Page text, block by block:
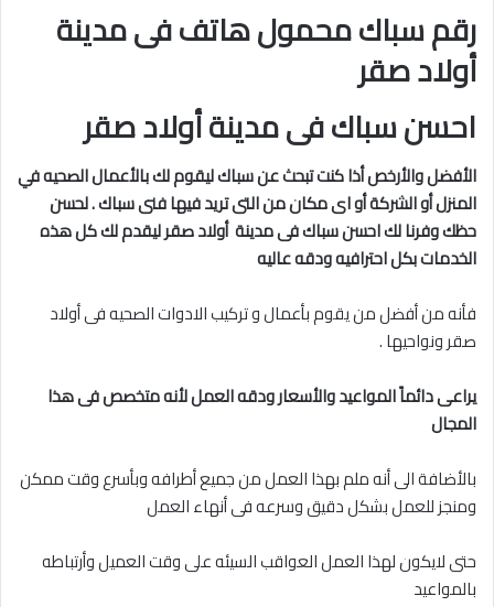
رقم سباك محمول هاتف فى مدينة
أولاد صقر
احسن سباك فى مدينة أولاد صقر
الأفضل والأرخص أذا كنت تبحث عن سباك ليقوم لك بالأعمال الصحيه في
المنزل أو الشركة أو اى مكان من التى تريد فيها فنى سباك . لحسن
حظك وفرنا لك احسن سباك فى مدينة أولاد صقرليقدم لك كل هذه
الخدمات بكل احترافيه ودقه عاليه
فأنه من أفضل من يقوم بأعمال و تركيب الادوات الصحيه فى أولاد
صقر ونواحيها .
يراعى دائماً المواعيد والأسعار ودقه العمل لأنه متخصص فى هذا
المجال
بالأضافة الى أنه ملم بهذا العمل من جميع أطرافه وبأسرع وقت ممكن
ومنجز للعمل بشكل دقيق وسرعه فى أنهاء العمل
حتى لايكون لهذا العمل العواقب السيئه على وقت العميل وأرتباطه
بالمواعيد